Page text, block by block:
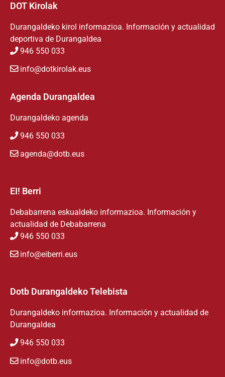
DOT Kirolak
Durangaldeko kirol informazioa. Información y actualidad
deportiva de Durangaldea
946 550 033
info@dotkirolak.eus
Agenda Durangaldea
Durangaldeko agenda
946 550 033
agenda@dotb.eus
EI! Berri
Debabarrena eskualdeko informazioa. Información y
actualidad de Debabarrena
946 550 033
info@eiberri.eus
Dotb Durangaldeko Telebista
Durangaldeko informazioa. Información y actualidad de
Durangaldea
946 550 033
info@dotb.eus